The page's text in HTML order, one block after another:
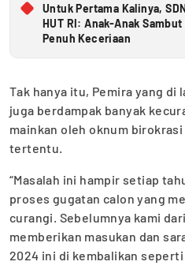
Untuk Pertama Kalinya,
HUT RI: Anak-Anak
Penuh Keceriaan
Tak hanya itu, Pemira yang di
juga berdampak banyak
mainkan oleh oknum
tertentu.
“Masalah ini hampir setiap
proses gugatan calon yang
curangi. Sebelumnya kami
memberikan masukan dan
2024 ini di kembalikan